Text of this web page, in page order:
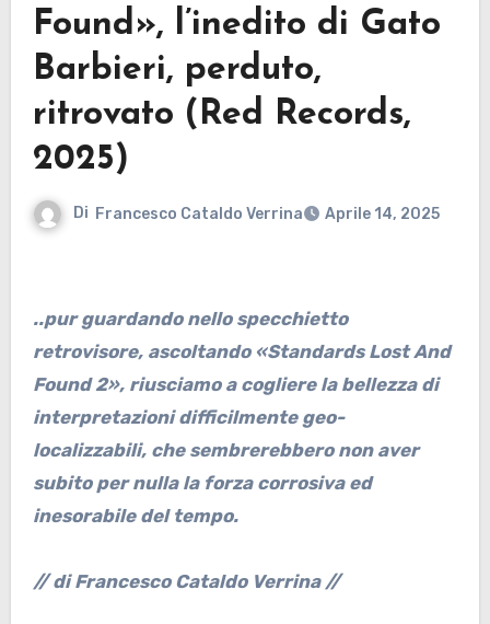
Found», l’inedito di Gato
Barbieri, perduto,
ritrovato (Red Records,
2025)
Di Francesco Cataldo Verrina Aprile 14, 2025
..pur guardando nello specchietto
retrovisore, ascoltando «Standards Lost And
Found 2», riusciamo a cogliere la bellezza di
interpretazioni difficilmente geo-
localizzabili, che sembrerebbero non aver
subito per nulla la forza corrosiva ed
inesorabile del tempo.
// di Francesco Cataldo Verrina //